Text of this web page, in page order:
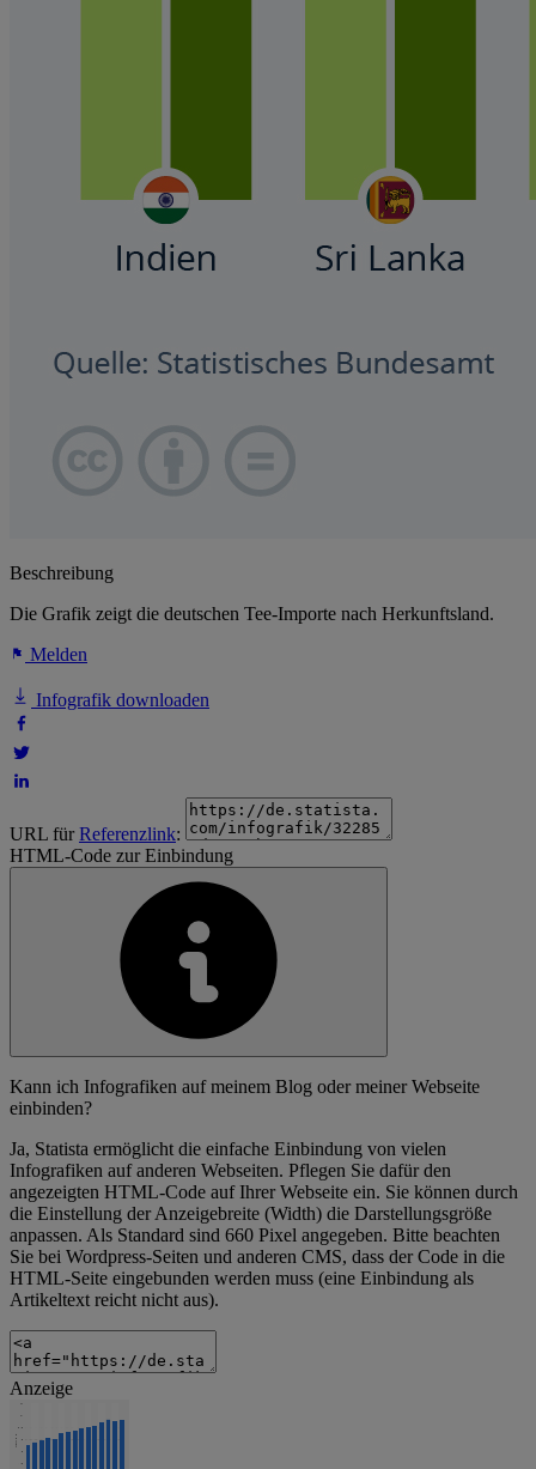
Beschreibung
Die Grafik zeigt die deutschen Tee-Importe nach Herkunftsland.
Melden
Infografik downloaden
URL fürReferenzlink:
HTML-Code zur Einbindung
Kann ich Infografiken auf meinem Blog oder meiner Webseite
einbinden?
Ja, Statista ermöglicht die einfache Einbindung von vielen
Infografiken auf anderen Webseiten. Pflegen Sie dafür den
angezeigten HTML-Code auf Ihrer Webseite ein. Sie können durch
die Einstellung der Anzeigebreite (Width) die Darstellungsgröße
anpassen. Als Standard sind 660 Pixel angegeben. Bitte beachten
Sie bei Wordpress-Seiten und anderen CMS, dass der Code in die
HTML-Seite eingebunden werden muss (eine Einbindung als
Artikeltext reicht nicht aus).
Anzeige